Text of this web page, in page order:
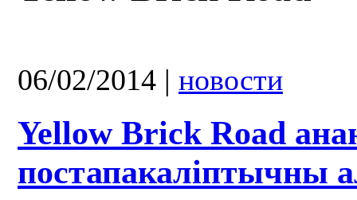
06/02/2014 | новости
Yellow Brick Road
постапакаліптычны